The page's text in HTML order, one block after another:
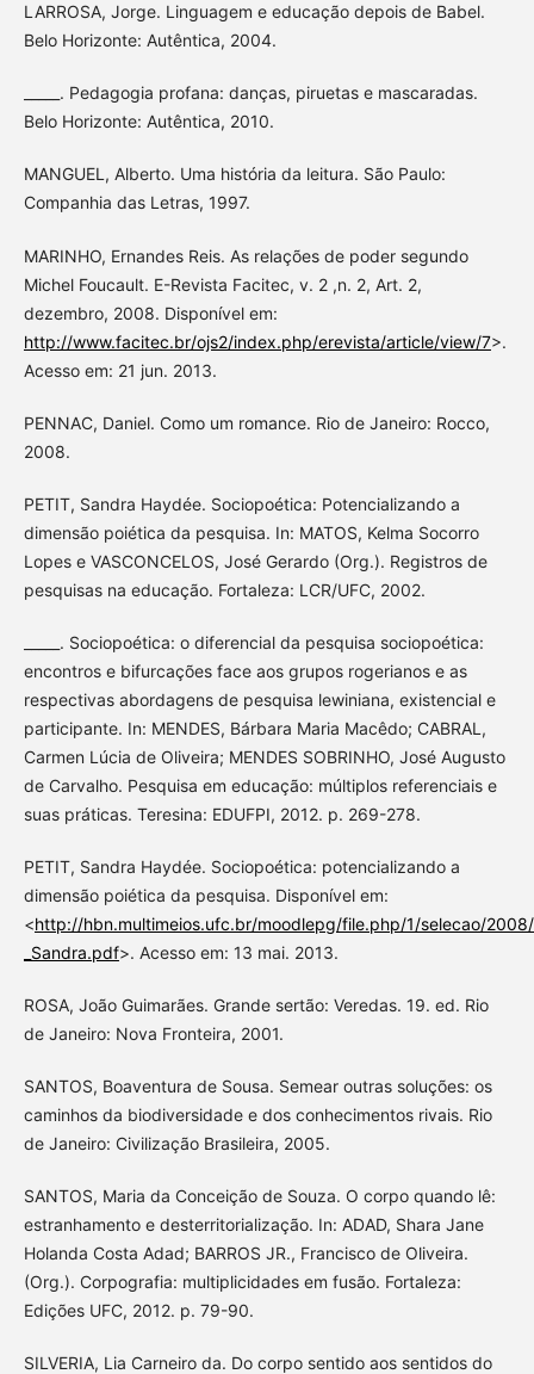
LARROSA, Jorge. Linguagem e educação depois de Babel.
Belo Horizonte: Autêntica, 2004.
_____. Pedagogia profana: danças, piruetas e mascaradas.
Belo Horizonte: Autêntica, 2010.
MANGUEL, Alberto. Uma história da leitura. São Paulo:
Companhia das Letras, 1997.
MARINHO, Ernandes Reis. As relações de poder segundo
Michel Foucault. E-Revista Facitec, v. 2 ,n. 2, Art. 2,
dezembro, 2008. Disponível em:
http://www.facitec.br/ojs2/index.php/erevista/article/view/7>.
Acesso em: 21 jun. 2013.
PENNAC, Daniel. Como um romance. Rio de Janeiro: Rocco,
2008.
PETIT, Sandra Haydée. Sociopoética: Potencializando a
dimensão poiética da pesquisa. In: MATOS, Kelma Socorro
Lopes e VASCONCELOS, José Gerardo (Org.). Registros de
pesquisas na educação. Fortaleza: LCR/UFC, 2002.
_____. Sociopoética: o diferencial da pesquisa sociopoética:
encontros e bifurcações face aos grupos rogerianos e as
respectivas abordagens de pesquisa lewiniana, existencial e
participante. In: MENDES, Bárbara Maria Macêdo; CABRAL,
Carmen Lúcia de Oliveira; MENDES SOBRINHO, José Augusto
de Carvalho. Pesquisa em educação: múltiplos referenciais e
suas práticas. Teresina: EDUFPI, 2012. p. 269-278.
PETIT, Sandra Haydée. Sociopoética: potencializando a
dimensão poiética da pesquisa. Disponível em:
<http://hbn.multimeios.ufc.br/moodlepg/file.php/1/selecao/
_Sandra.pdf>. Acesso em: 13 mai. 2013.
ROSA, João Guimarães. Grande sertão: Veredas. 19. ed. Rio
de Janeiro: Nova Fronteira, 2001.
SANTOS, Boaventura de Sousa. Semear outras soluções: os
caminhos da biodiversidade e dos conhecimentos rivais. Rio
de Janeiro: Civilização Brasileira, 2005.
SANTOS, Maria da Conceição de Souza. O corpo quando lê:
estranhamento e desterritorialização. In: ADAD, Shara Jane
Holanda Costa Adad; BARROS JR., Francisco de Oliveira.
(Org.). Corpografia: multiplicidades em fusão. Fortaleza:
Edições UFC, 2012. p. 79-90.
SILVERIA, Lia Carneiro da. Do corpo sentido aos sentidos do